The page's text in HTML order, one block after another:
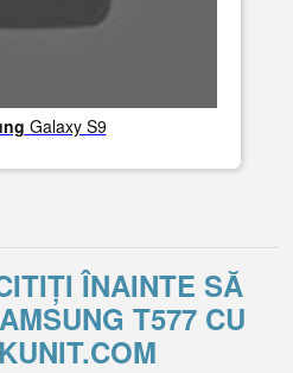
Galaxy S9
ÎNAINTE SĂ
T577 CU